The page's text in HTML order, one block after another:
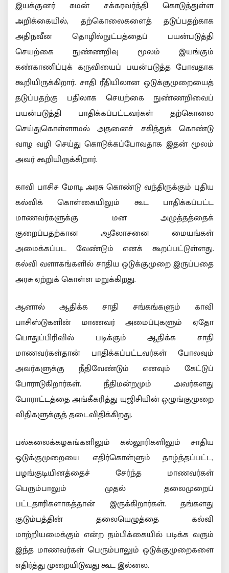
இயக்குனர் சுமன் சக்கரவர்த்தி கொடுத்துள்ள
அறிக்கையில், தற்கொலைகளைத் தடுப்பதற்காக
அதிநவீன தொழில்நுட்பத்தைப் பயன்படுத்தி
செயற்கை நுண்ணறிவு மூலம் இயங்கும்
கண்காணிப்புக் கருவியைப் பயன்படுத்த போவதாக
கூறியிருக்கிறார். சாதி ரீதியிலான ஒடுக்குமுறையைத்
தடுப்பதற்கு பதிலாக செயற்கை நுண்ணறிவைப்
பயன்படுத்தி பாதிக்கப்பட்டவர்கள் தற்கொலை
செய்துகொள்ளாமல் அதனைச் சகித்துக் கொண்டு
வாழ வழி செய்து கொடுக்கப்போவதாக இதன் மூலம்
அவர் கூறியிருக்கிறார்.
காவி பாசிச மோடி அரசு கொண்டு வந்திருக்கும் புதிய
கல்விக் கொள்கையிலும் கூட பாதிக்கப்பட்ட
மாணவர்களுக்கு மன அழுத்தத்தைக்
குறைப்பதற்கான ஆலோசனை மையங்கள்
அமைக்கப்பட வேண்டும் எனக் கூறப்பட்டுள்ளது.
கல்வி வளாகங்களில் சாதிய ஒடுக்குமுறை இருப்பதை
அரசு ஏற்றுக் கொள்ள மறுக்கிறது.
ஆனால் ஆதிக்க சாதி சங்கங்களும் காவி
பாசிஸ்டுகளின் மாணவர் அமைப்புகளும் ஏதோ
பொதுப்பிரிவில் படிக்கும் ஆதிக்க சாதி
மாணவர்கள்தான் பாதிக்கப்பட்டவர்கள் போலவும்
அவர்களுக்கு நீதிவேண்டும் எனவும் கேட்டுப்
போராடுகிறார்கள். நீதிமன்றமும் அவர்களது
போராட்டத்தை அங்கீகரித்து யுஜிசியின் ஒழுங்குமுறை
விதிகளுக்குத் தடைவிதிக்கிறது.
பல்கலைக்கழகங்களிலும் கல்லூரிகளிலும் சாதிய
ஒடுக்குமுறையை எதிர்கொள்ளும் தாழ்த்தப்பட்ட,
பழங்குடியினத்தைச் சேர்ந்த மாணவர்கள்
பெரும்பாலும் முதல் தலைமுறைப்
பட்டதாரிகளாகத்தான் இருக்கிறார்கள். தங்களது
குடும்பத்தின் தலையெழுத்தை கல்வி
மாற்றியமைக்கும் என்ற நம்பிக்கையில் படிக்க வரும்
இந்த மாணவர்கள் பெரும்பாலும் ஒடுக்குமுறைகளை
எதிர்த்து முறையிடுவது கூட இல்லை.